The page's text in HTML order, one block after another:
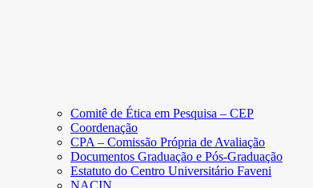
Comitê de Ética em Pesquisa – CEP
Coordenação
CPA – Comissão Própria de Avaliação
Documentos Graduação e Pós-Graduação
Estatuto do Centro Universitário Faveni
NACIN